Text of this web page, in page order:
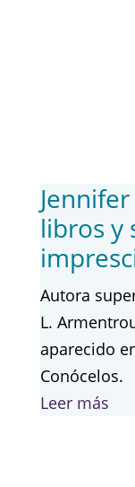
libros y
Autora
L.
aparecido
Conócelos.
Leer más